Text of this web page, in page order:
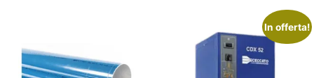
In offerta!